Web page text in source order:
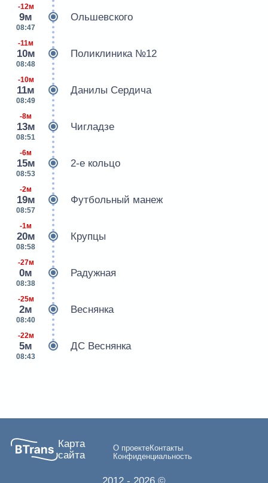
-12м
9м
08:47
Ольшевского
-11м
10м
08:48
Поликлиника №12
-10м
11м
08:49
Данилы Сердича
-8м
13м
08:51
Чигладзе
-6м
15м
08:53
2-е кольцо
-2м
19м
08:57
Футбольный манеж
-1м
20м
08:58
Крупцы
-27м
0м
08:38
Радужная
-25м
2м
08:40
Веснянка
-22м
5м
08:43
ДС Веснянка
Карта
сайта
О проектеКонтакты
Конфиденциальность